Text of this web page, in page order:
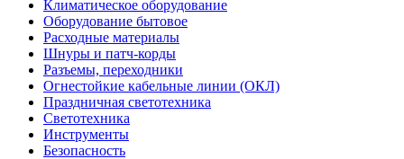
Климатическое оборудование
Оборудование бытовое
Расходные материалы
Шнуры и патч-корды
Разъемы, переходники
Огнестойкие кабельные линии (ОКЛ)
Праздничная светотехника
Светотехника
Инструменты
Безопасность